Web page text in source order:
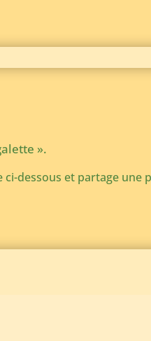
».
ci-dessous et partage une